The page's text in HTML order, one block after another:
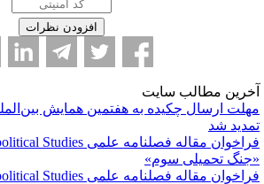
مطالب سایت
ارسال چکیده به هفتمین همایش
شد
تحمیلی سوم»